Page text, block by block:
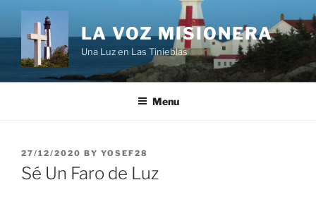
content
LA VOZ MISIONERA
Una Luz en Las Tinieblas
Menu
POSTED
ON
27/12/2020 BY YOSEF28
Sé Un Faro de Luz